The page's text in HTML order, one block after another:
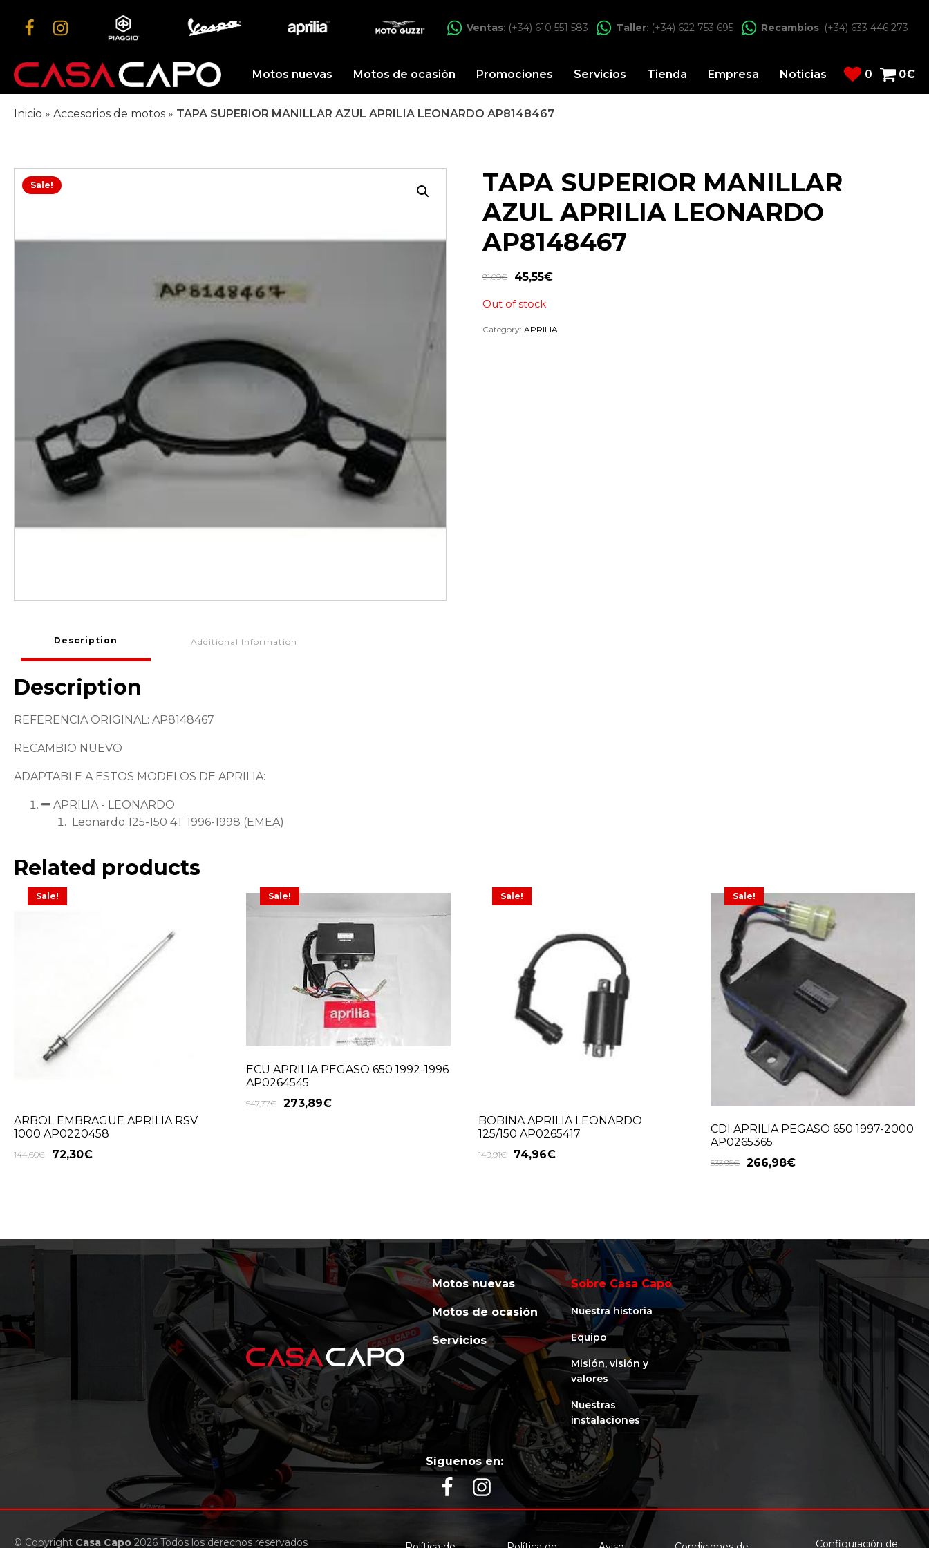
Ventas: (+34) 610 551 583 Taller: (+34) 622 753 695 Recambios: (+34) 633 446 273
Motos nuevas Motos de ocasión Promociones Servicios Tienda Empresa Noticias 0 0€
Inicio » Accesorios de motos » TAPA SUPERIOR MANILLAR AZUL APRILIA LEONARDO AP8148467
Sale!
TAPA SUPERIOR MANILLAR
AZUL APRILIA LEONARDO
AP8148467
91,09€ 45,55€
Out of stock
Category:APRILIA
Description Additional Information
Description
REFERENCIA ORIGINAL: AP8148467
RECAMBIO NUEVO
ADAPTABLE A ESTOS MODELOS DE APRILIA:
APRILIA - LEONARDO
Leonardo 125-150 4T 1996-1998 (EMEA)
Related products
Sale!
ARBOL EMBRAGUE APRILIA RSV
1000 AP0220458
144,60€ 72,30€
Sale!
ECU APRILIA PEGASO 650 1992-1996
AP0264545
547,77€ 273,89€
Sale!
BOBINA APRILIA LEONARDO
125/150 AP0265417
149,91€ 74,96€
Sale!
CDI APRILIA PEGASO 650 1997-2000
AP0265365
533,95€ 266,98€
Motos nuevas
Motos de ocasión
Servicios
Sobre Casa Capo
Nuestra historia
Equipo
Misión, visión y
valores
Nuestras
instalaciones
Síguenos en:
© Copyright Casa Capo 2026 Todos los derechos reservados Configuración de